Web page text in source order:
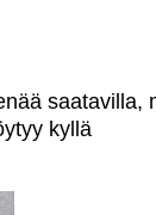
saatavilla,
kyllä